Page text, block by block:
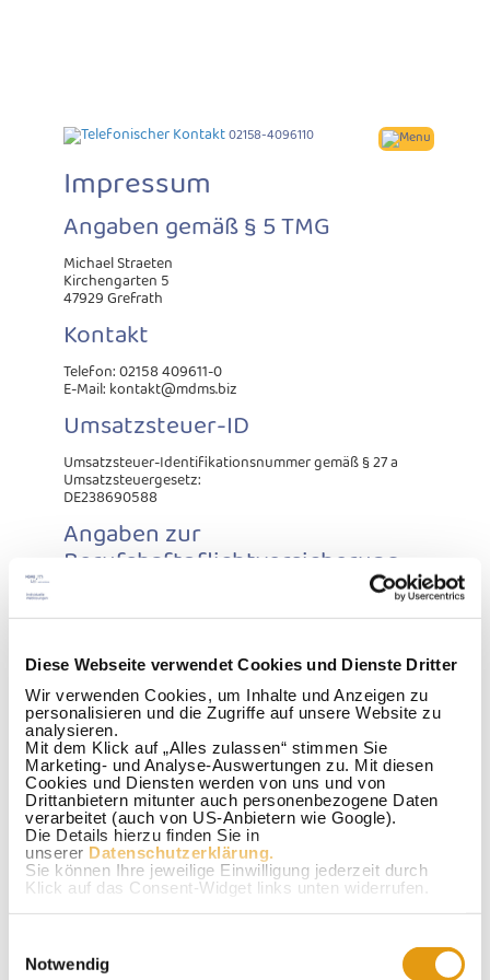
Diese Webseite verwendet Cookies und Dienste Dritter
Wir verwenden Cookies, um Inhalte und Anzeigen zu
personalisieren und die Zugriffe auf unsere Website zu
analysieren.
Mit dem Klick auf „Alles zulassen“ stimmen Sie
Marketing- und Analyse-Auswertungen zu. Mit diesen
Cookies und Diensten werden von uns und von
Drittanbietern mitunter auch personenbezogene Daten
verarbeitet (auch von US-Anbietern wie Google).
Die Details hierzu finden Sie in
unserer Datenschutzerklärung.
Sie können Ihre jeweilige Einwilligung jederzeit durch
Klick auf das Consent-Widget links unten widerrufen.
Notwendig
02158-4096110
Impressum
Angaben gemäß § 5 TMG
Michael Straeten
Kirchengarten 5
47929 Grefrath
Kontakt
Telefon: 02158 409611-0
E-Mail: kontakt@mdms.biz
Umsatzsteuer-ID
Umsatzsteuer-Identifikationsnummer gemäß § 27 a
Umsatzsteuergesetz:
DE238690588
Angaben zur
Berufshaftpflichtversicherung
HDI Versicherung AG
30659 Hannover
Redaktionell Verantwortlicher
Michael Straeten
Verbraucher­streit­
beilegung/Universal­
schlichtungs­stelle
Wir sind nicht bereit oder verpflichtet, an
Streitbeilegungsverfahren vor einer
Verbraucherschlichtungsstelle teilzunehmen.
Haftung für Inhalte
Als Diensteanbieter sind wir gemäß § 7 Abs.1 TMG für